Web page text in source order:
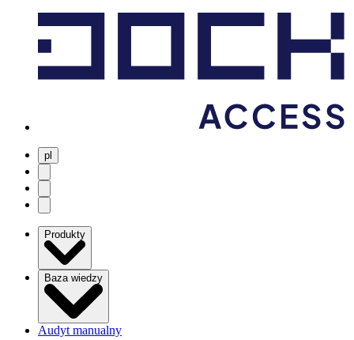
pl
Produkty
Baza wiedzy
Audyt manualny